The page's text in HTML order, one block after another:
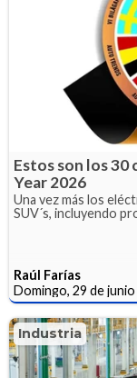
Estos son los
Year 2026
Una vez más los
SUV´s, incluyendo
Raúl Farías
Domingo, 29 de
Industria